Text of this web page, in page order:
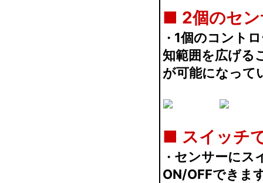
■ 2個のセ
・ 1個のコント
知範囲を広げる
が可能になって
■ スイッチ
・ センサーにス
ON/OFFできま